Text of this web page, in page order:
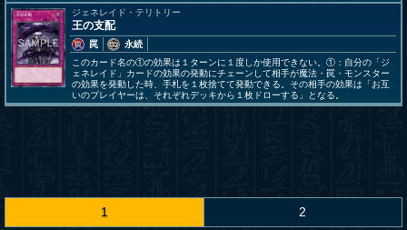
ジェネレイド・テリトリー
王の支配
罠
永続
このカード名の①の効果は１ターンに１度しか使用できない。①：自分の「ジ
ェネレイド」カードの効果の発動にチェーンして相手が魔法・罠・モンスター
の効果を発動した時、手札を１枚捨てて発動できる。その相手の効果は「お互
いのプレイヤーは、それぞれデッキから１枚ドローする」となる。
1 2